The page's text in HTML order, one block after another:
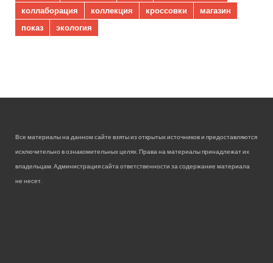
коллаборация
коллекция кроссовки
магазин
показ
экология
Все материалы на данном сайте взяты из открытых источников и предоставляются
исключительно в ознакомительных целях. Права на материалы принадлежат их
владельцам. Администрация сайта ответственности за содержание материала
не несет.